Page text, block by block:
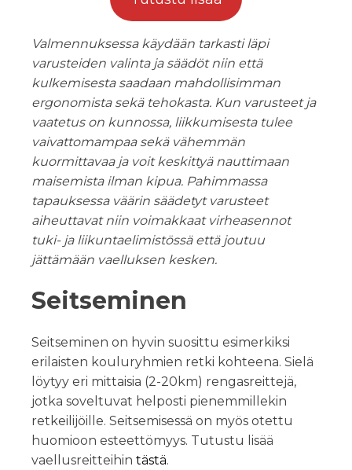
Valmennuksessa käydään tarkasti läpi
varusteiden valinta ja säädöt niin että
kulkemisesta saadaan mahdollisimman
ergonomista sekä tehokasta. Kun varusteet ja
vaatetus on kunnossa, liikkumisesta tulee
vaivattomampaa sekä vähemmän
kuormittavaa ja voit keskittyä nauttimaan
maisemista ilman kipua. Pahimmassa
tapauksessa väärin säädetyt varusteet
aiheuttavat niin voimakkaat virheasennot
tuki- ja liikuntaelimistössä että joutuu
jättämään vaelluksen kesken.
Seitseminen
Seitseminen on hyvin suosittu esimerkiksi
erilaisten kouluryhmien retki kohteena. Sielä
löytyy eri mittaisia (2-20km) rengasreittejä,
jotka soveltuvat helposti pienemmillekin
retkeilijöille. Seitsemisessä on myös otettu
huomioon esteettömyys. Tutustu lisää
vaellusreitteihin tästä.